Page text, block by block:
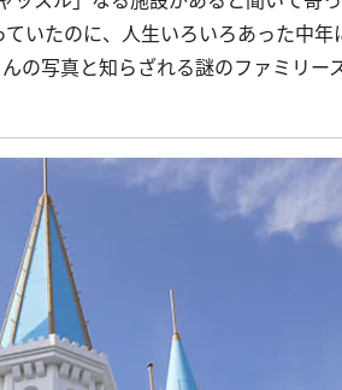
いたのに、人生いろいろあった中年
の写真と知らざれる謎のファミリー